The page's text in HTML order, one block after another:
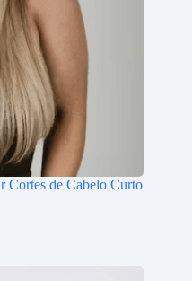
Cortes de Cabelo Curto